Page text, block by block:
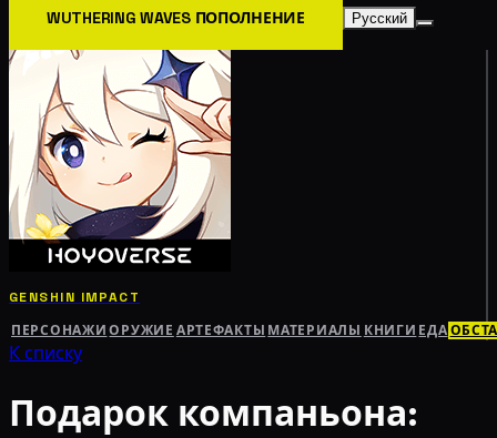
WUTHERING WAVES ПОПОЛНЕНИЕ Русский
GENSHIN IMPACT
ПЕРСОНАЖИ ОРУЖИЕ АРТЕФАКТЫ МАТЕРИАЛЫ КНИГИ ЕДА
К списку
Подарок компаньона: